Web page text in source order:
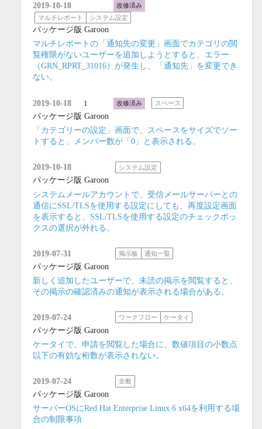
2019-10-18
改修済み
マルチレポート
システム設定
パッケージ版 Garoon
マルチレポートの「通知先の変更」画面でカテゴリの閲
覧権限がないユーザーを追加しようとすると、エラー
（GRN_RPRT_31016）が発生し、「通知先」を変更でき
ない。
2019-10-18 1 改修済み スペース
パッケージ版 Garoon
「カテゴリーの設定」画面で、スペースをサイズでソー
トすると、メンバー数が「0」と表示される。
2019-10-18 システム設定
パッケージ版 Garoon
システムメールアカウントで、受信メールサーバーとの
通信にSSL/TLSを使用する設定にしても、再度設定画面
を表示すると、SSL/TLSを使用する設定のチェックボッ
クスの選択が外れる。
2019-07-31 掲示板 通知一覧
パッケージ版 Garoon
新しく追加したユーザーで、未読の掲示を閲覧すると、
その掲示の確認済みの通知が表示される場合がある。
2019-07-24 ワークフロー ケータイ
パッケージ版 Garoon
ケータイで、申請を閲覧した場合に、数値項目の小数点
以下の有効な桁数が表示されない。
2019-07-24 全般
パッケージ版 Garoon
サーバーOSにRed Hat Enterprise Linux 6 x64を利用する場
合の制限事項